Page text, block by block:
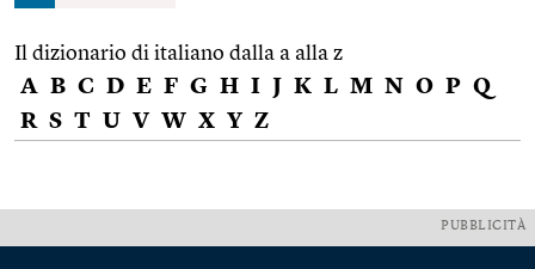
Il dizionario di italiano dalla a alla z
A B C D E F G H I J K L M N O P Q
R S T U V W X Y Z
PUBBLICITÀ